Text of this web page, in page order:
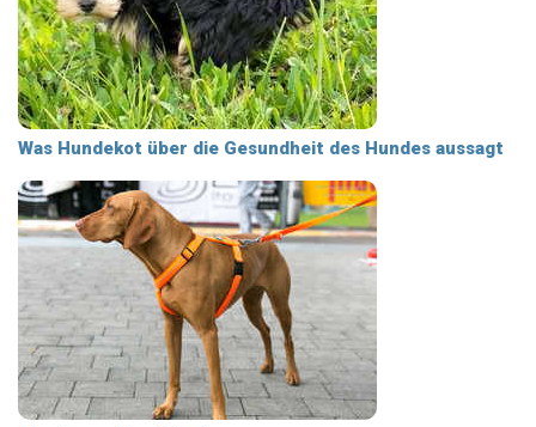
Was Hundekot über die Gesundheit des Hundes aussagt